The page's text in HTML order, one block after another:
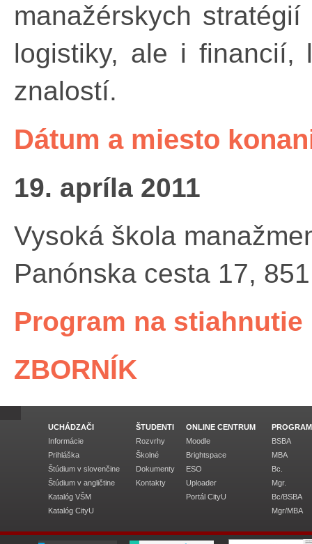
manažérskych
logistiky, ale i financií,
znalostí.
Dátum a miesto
19. apríla 2011
Vysoká škola
Panónska cesta 17,
Program na stiahnutie
ZBORNÍK
UCHÁDZAČI ŠTUDENTI ONLINE CENTRUM
Informácie
Rozvrhy Moodle
BSBA
Prihláška
Školné Brightspace
MBA
Štúdium v slovenčine
Dokumenty ESO
Bc.
Štúdium v angličtine
Kontakty Uploader
Mgr.
Katalóg VŠM
Portál CityU
Bc/BSBA
Katalóg CityU
Mgr/MBA